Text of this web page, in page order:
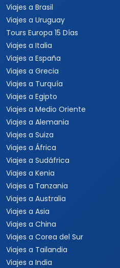
Viajes a Brasil
Viajes a Uruguay
Tours Europa 15 Días
Viajes a Italia
Viajes a España
Viajes a Grecia
Viajes a Turquía
Viajes a Egipto
Viajes a Medio Oriente
Viajes a Alemania
Viajes a Suiza
Viajes a África
Viajes a Sudáfrica
Viajes a Kenia
Viajes a Tanzania
Viajes a Australia
Viajes a Asia
Viajes a China
Viajes a Corea del Sur
Viajes a Tailandia
Viajes a India